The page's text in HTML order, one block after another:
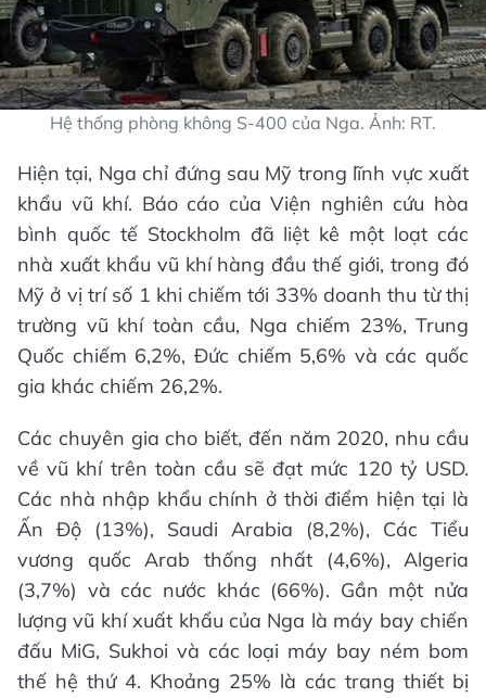
Hệ thống phòng không S-400 của Nga. Ảnh: RT.
Hiện tại, Nga chỉ đứng sau Mỹ trong lĩnh vực xuất
khẩu vũ khí. Báo cáo của Viện nghiên cứu hòa
bình quốc tế Stockholm đã liệt kê một loạt các
nhà xuất khẩu vũ khí hàng đầu thế giới, trong đó
Mỹ ở vị trí số 1 khi chiếm tới 33% doanh thu từ thị
trường vũ khí toàn cầu, Nga chiếm 23%, Trung
Quốc chiếm 6,2%, Đức chiếm 5,6% và các quốc
gia khác chiếm 26,2%.
Các chuyên gia cho biết, đến năm 2020, nhu cầu
về vũ khí trên toàn cầu sẽ đạt mức 120 tỷ USD.
Các nhà nhập khẩu chính ở thời điểm hiện tại là
Ấn Độ (13%), Saudi Arabia (8,2%), Các Tiểu
vương quốc Arab thống nhất (4,6%), Algeria
(3,7%) và các nước khác (66%). Gần một nửa
lượng vũ khí xuất khẩu của Nga là máy bay chiến
đấu MiG, Sukhoi và các loại máy bay ném bom
thế hệ thứ 4. Khoảng 25% là các trang thiết bị